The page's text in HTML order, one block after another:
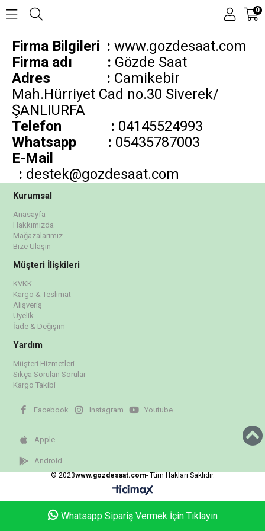
0
Firma Bilgileri : www.gozdesaat.com
Firma adı : Gözde Saat
Adres : Camikebir
Mah.Hürriyet Cad no.30 Siverek/
ŞANLIURFA
Telefon
: 04145524993
Whatsapp : 05435787003
E-Mail
: destek@gozdesaat.com
Kurumsal
Anasayfa
Hakkımızda
Mağazalarımız
Bize Ulaşın
Müşteri İlişkileri
KVKK
Kargo & Teslimat
Alışveriş
Üyelik
İade & Değişim
Yardım
Müşteri Hizmetleri
Sıkça Sorulan Sorular
Kargo Takibi
Facebook Instagram Youtube
Apple
Android
© 2023www.gozdesaat.com- Tüm Hakları Saklıdır.
Whatsapp Sipariş Vermek İçin Tıklayın
Anasayfa Favorilerim Sepetim